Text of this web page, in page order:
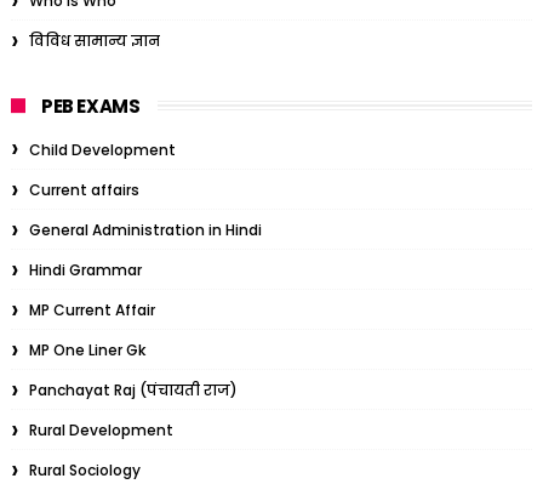
विविध सामान्य ज्ञान
PEB EXAMS
Child Development
Current affairs
General Administration in Hindi
Hindi Grammar
MP Current Affair
MP One Liner Gk
Panchayat Raj (पंचायती राज)
Rural Development
Rural Sociology